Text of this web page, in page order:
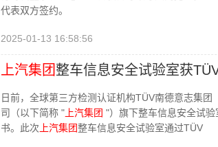
代表双方签约。
2025-01-13 16:58:56
上汽集团 整车信息安全试验室获
日前，全球第三方检测认证机构TÜV南德意志集
司（以下简称 " 上汽集团 "）旗下整车信息安全试
书。此次 上汽集团整车信息安全试验室通过TÜV